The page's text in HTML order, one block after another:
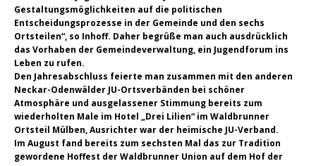
Gestaltungsmöglichkeiten auf die politischen
Entscheidungsprozesse in der Gemeinde und den sechs
Ortsteilen“, so Inhoff. Daher begrüße man auch ausdrücklich
das Vorhaben der Gemeindeverwaltung, ein Jugendforum ins
Leben zu rufen.
Den Jahresabschluss feierte man zusammen mit den anderen
Neckar-Odenwälder JU-Ortsverbänden bei schöner
Atmosphäre und ausgelassener Stimmung bereits zum
wiederholten Male im Hotel „Drei Lilien“ im Waldbrunner
Ortsteil Mülben, Ausrichter war der heimische JU-Verband.
Im August fand bereits zum sechsten Mal das zur Tradition
gewordene Hoffest der Waldbrunner Union auf dem Hof der